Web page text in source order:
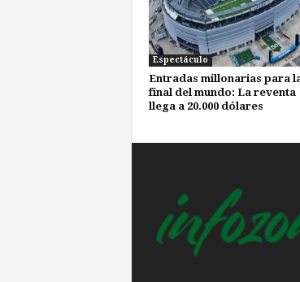
Espectáculo
Entradas millonarias para
final del mundo: La reventa
llega a 20.000 dólares